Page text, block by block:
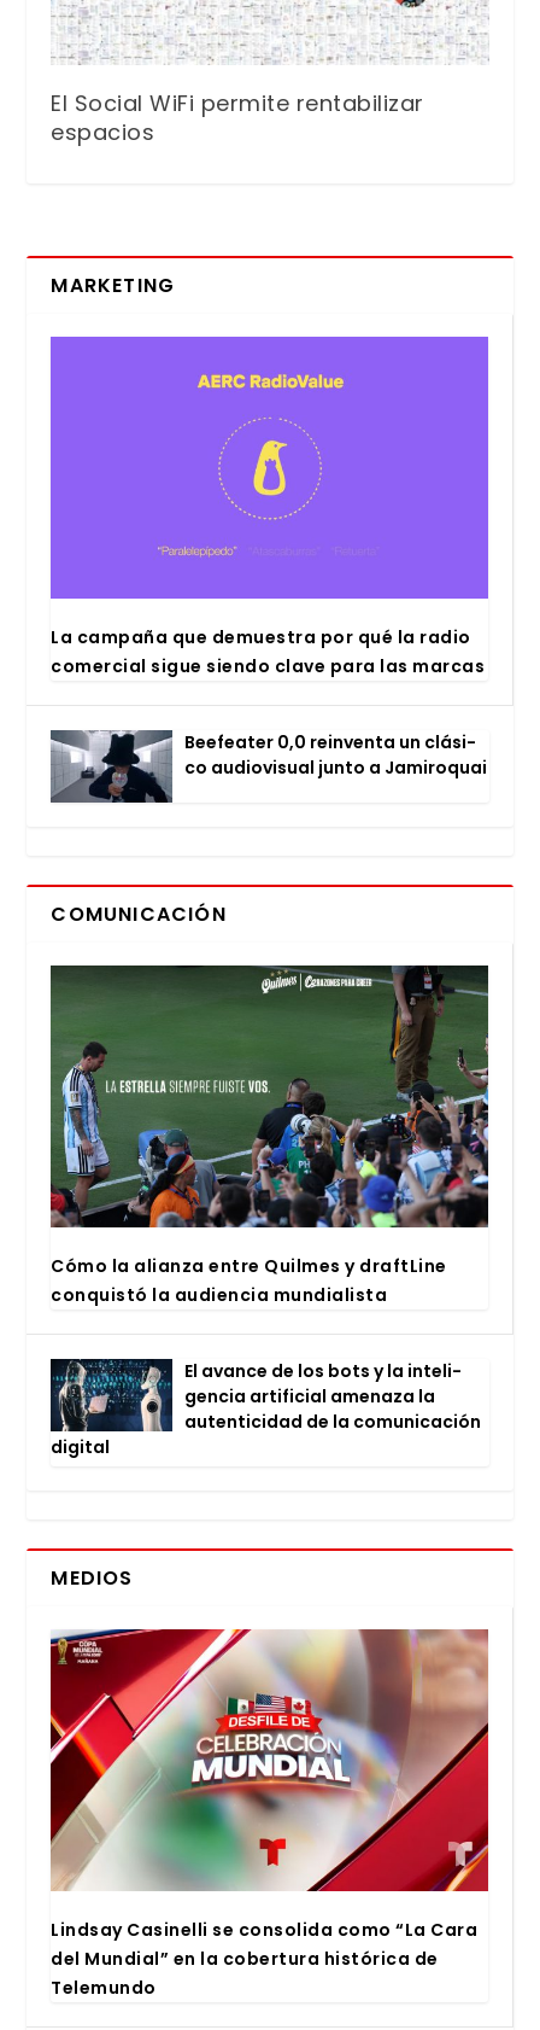
El Social WiFi permite rentabilizar
espacios
MARKETING
La cam­pa­ña que demues­tra por qué la radio
comer­cial sigue sien­do cla­ve para las mar­cas
Bee­fea­ter 0,0 rein­ven­ta un clá­si­
co audio­vi­sual jun­to a Jami­ro­quai
COMUNICACIÓN
Cómo la alian­za entre Quil­mes y draftLi­ne
con­quis­tó la audien­cia mun­dia­lis­ta
El avan­ce de los bots y la inte­li­
gen­cia arti­fi­cial ame­na­za la
auten­ti­ci­dad de la comu­ni­ca­ción
digi­tal
MEDIOS
Lind­say Casi­ne­lli se con­so­li­da como “La Cara
del Mun­dial” en la cober­tu­ra his­tó­ri­ca de
Tele­mun­do